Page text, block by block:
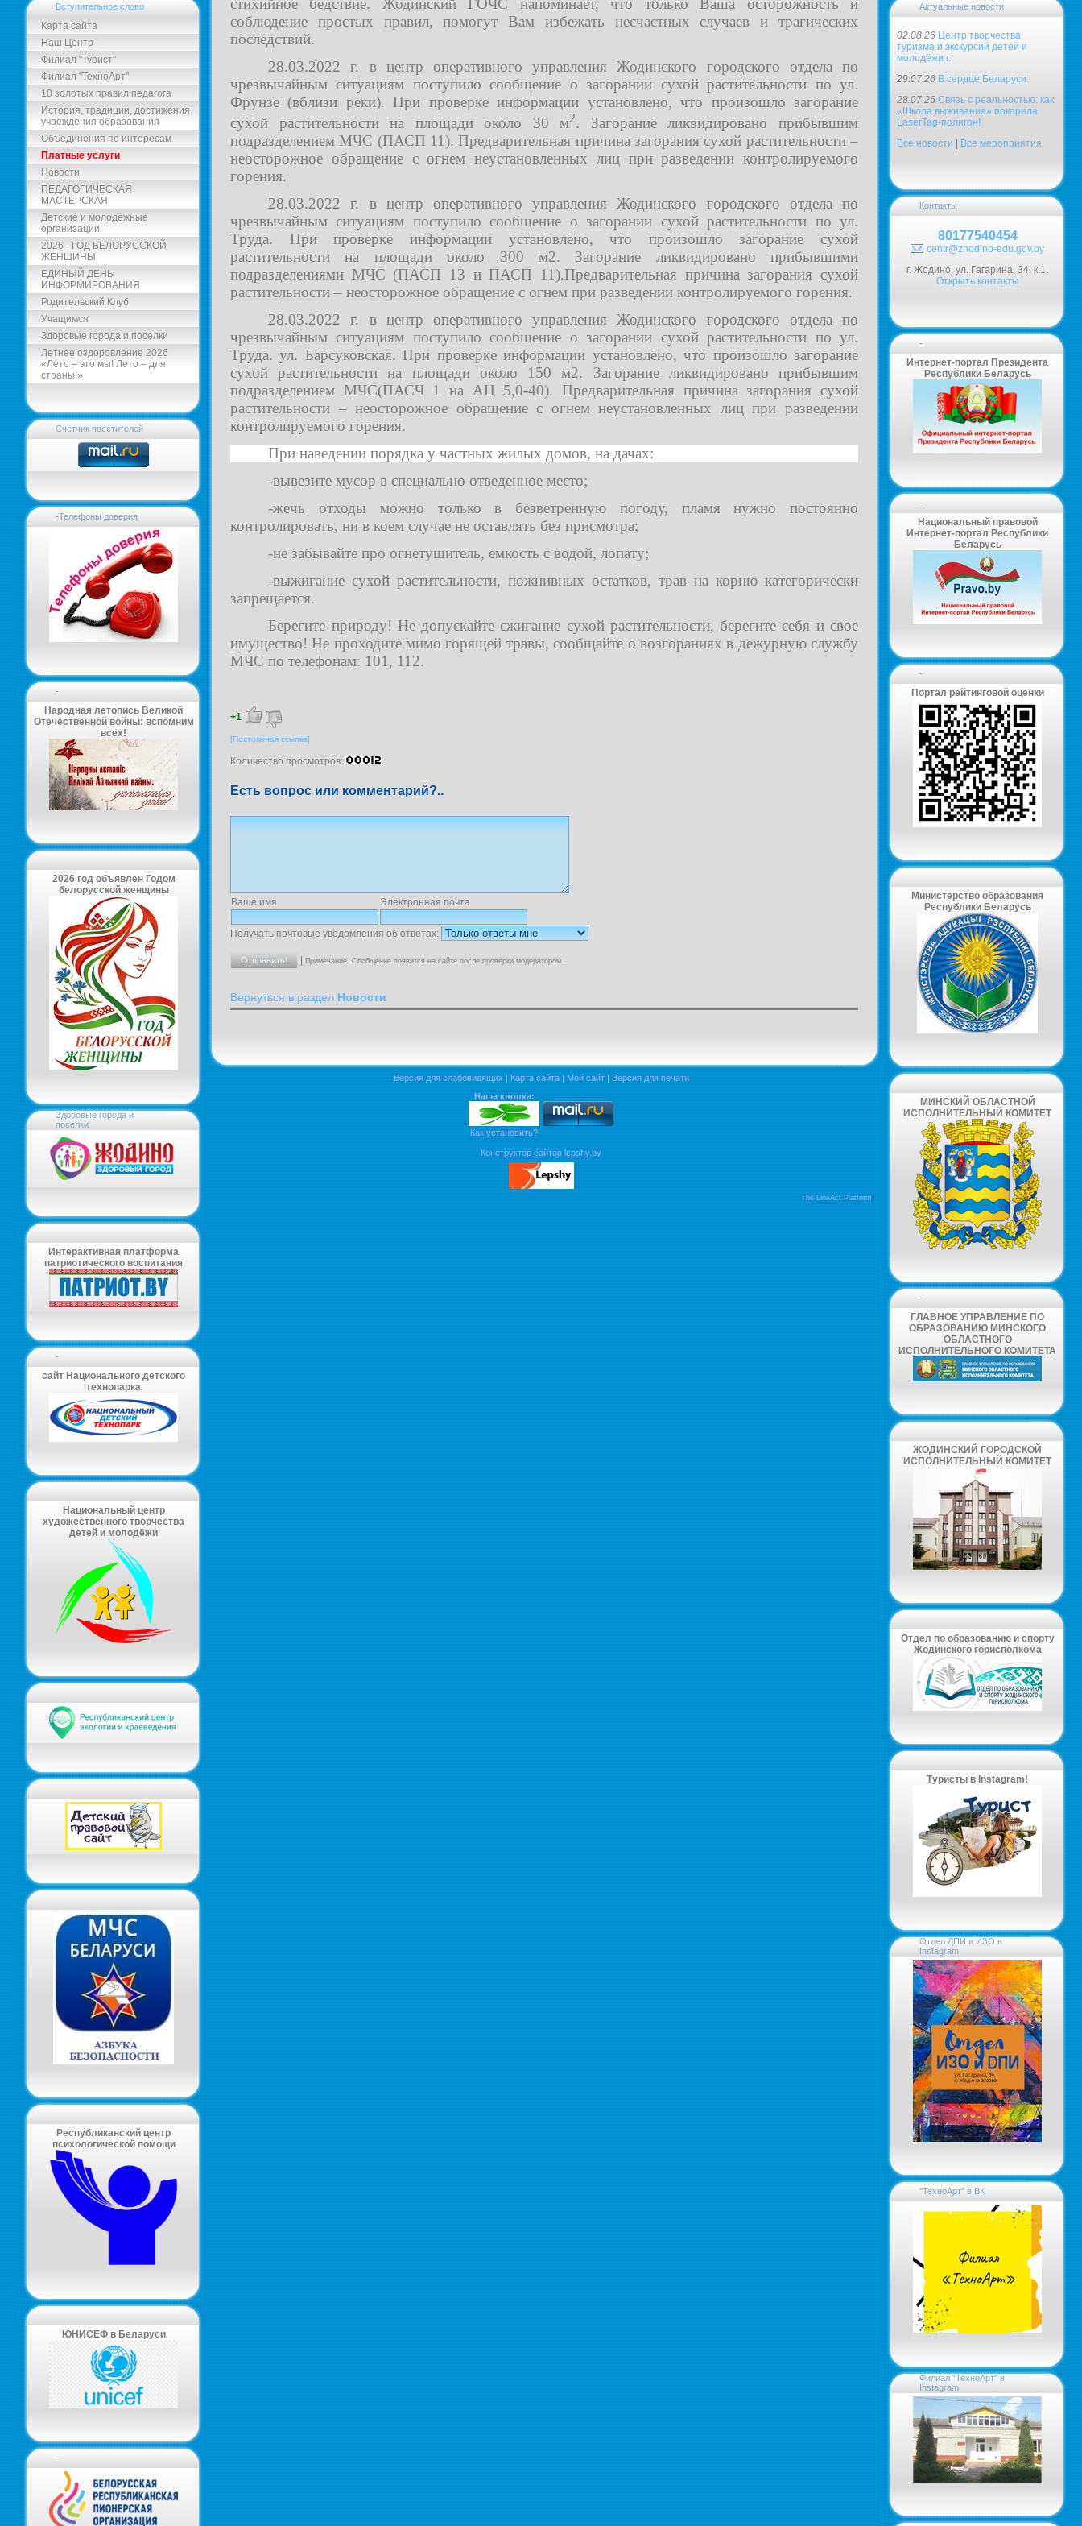
Вступительное слово
Карта сайта
Наш Центр
Филиал "Турист"
Филиал "ТехноАрт"
10 золотых правил педагога
История, традиции, достижения
учреждения образования
Объединения по интересам
Платные услуги
Новости
ПЕДАГОГИЧЕСКАЯ
МАСТЕРСКАЯ
Детские и молодежные
организации
2026 - ГОД БЕЛОРУССКОЙ
ЖЕНЩИНЫ
ЕДИНЫЙ ДЕНЬ
ИНФОРМИРОВАНИЯ
Родительский Клуб
Учащимся
Здоровые города и поселки
Летнее оздоровление 2026
«Лето – это мы! Лето – для
страны!»
Счетчик посетителей
-Телефоны доверия
-
Народная летопись Великой
Отечественной войны: вспомним
всех!
2026 год объявлен Годом
белорусской женщины
Здоровые города и
поселки
Интерактивная платформа
патриотического воспитания
-
сайт Национального детского
технопарка
Национальный центр
художественного творчества
детей и молодёжи
Республиканский центр
психологической помощи
ЮНИСЕФ в Беларуси
-
стихийное бедствие. Жодинский ГОЧС напоминает, что только Ваша осторожность и
соблюдение простых правил, помогут Вам избежать несчастных случаев и трагических
последствий.
28.03.2022 г. в центр оперативного управления Жодинского городского отдела по
чрезвычайным ситуациям поступило сообщение о загорании сухой растительности по ул.
Фрунзе (вблизи реки). При проверке информации установлено, что произошло загорание
сухой растительности на площади около 30 м2. Загорание ликвидировано прибывшим
подразделением МЧС (ПАСП 11). Предварительная причина загорания сухой растительности –
неосторожное обращение с огнем неустановленных лиц при разведении контролируемого
горения.
28.03.2022 г. в центр оперативного управления Жодинского городского отдела по
чрезвычайным ситуациям поступило сообщение о загорании сухой растительности по ул.
Труда. При проверке информации установлено, что произошло загорание сухой
растительности на площади около 300 м2. Загорание ликвидировано прибывшими
подразделениями МЧС (ПАСП 13 и ПАСП 11).Предварительная причина загорания сухой
растительности – неосторожное обращение с огнем при разведении контролируемого горения.
28.03.2022 г. в центр оперативного управления Жодинского городского отдела по
чрезвычайным ситуациям поступило сообщение о загорании сухой растительности по ул.
Труда. ул. Барсуковская. При проверке информации установлено, что произошло загорание
сухой растительности на площади около 150 м2. Загорание ликвидировано прибывшим
подразделением МЧС(ПАСЧ 1 на АЦ 5,0-40). Предварительная причина загорания сухой
растительности – неосторожное обращение с огнем неустановленных лиц при разведении
контролируемого горения.
При наведении порядка у частных жилых домов, на дачах:
-вывезите мусор в специально отведенное место;
-жечь отходы можно только в безветренную погоду, пламя нужно постоянно
контролировать, ни в коем случае не оставлять без присмотра;
-не забывайте про огнетушитель, емкость с водой, лопату;
-выжигание сухой растительности, пожнивных остатков, трав на корню категорически
запрещается.
Берегите природу! Не допускайте сжигание сухой растительности, берегите себя и свое
имущество! Не проходите мимо горящей травы, сообщайте о возгораниях в дежурную службу
МЧС по телефонам: 101, 112.
+1
[Постоянная ссылка]
Количество просмотров:
Есть вопрос или комментарий?..
Ваше имя Электронная почта
Получать почтовые уведомления об ответах:
| Примечание. Сообщение появится на сайте после проверки модератором.
Вернуться в раздел Новости
Версия для слабовидящих | Карта сайта | Мой сайт | Версия для печати
Наша кнопка:
Как установить?
Конструктор сайтов lepshy.by
The LineAct Platform
Актуальные новости
02.08.26 Центр творчества,
туризма и экскурсий детей и
молодёжи г.
29.07.26 В сердце Беларуси:
28.07.26 Связь с реальностью: как
«Школа выживания» покорила
LaserTag-полигон!
Все новости
Все мероприятия
Контакты
80177540454
centr@zhodino-edu.gov.by
г. Жодино, ул. Гагарина, 34, к.1.
Открыть контакты
-
Интернет-портал Президента
Республики Беларусь
-
Национальный правовой
Интернет-портал Республики
Беларусь
-
Портал рейтинговой оценки
Министерство образования
Республики Беларусь
МИНСКИЙ ОБЛАСТНОЙ
ИСПОЛНИТЕЛЬНЫЙ КОМИТЕТ
-
ГЛАВНОЕ УПРАВЛЕНИЕ ПО
ОБРАЗОВАНИЮ МИНСКОГО
ОБЛАСТНОГО
ИСПОЛНИТЕЛЬНОГО КОМИТЕТА
ЖОДИНСКИЙ ГОРОДСКОЙ
ИСПОЛНИТЕЛЬНЫЙ КОМИТЕТ
Отдел по образованию и спорту
Жодинского горисполкома
Туристы в Instagram!
Отдел ДПИ и ИЗО в
Instagram
"ТехноАрт" в ВК
Филиал "ТехноАрт" в
Instagram